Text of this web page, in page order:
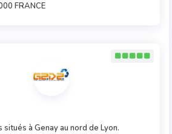
FRANCE
situés à Genay au nord de Lyon.